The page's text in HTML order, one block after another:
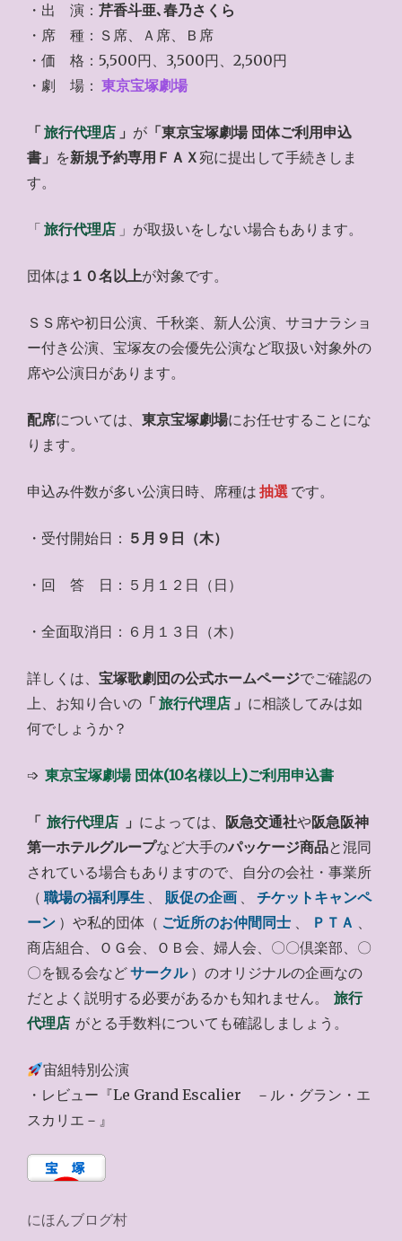
・出 演： 芹香斗亜､春乃さくら
・席 種：Ｓ席、Ａ席、Ｂ席
・価 格：5,500円、3,500円、2,500円
・劇 場： 東京宝塚劇場
「 旅行代理店 」 が 「東京宝塚劇場 団体ご利用申込
書」 を新規予約専用ＦＡＸ宛に提出して手続きしま
す。
「 旅行代理店 」が取扱いをしない場合もあります。
団体は １０名以上が対象です。
ＳＳ席や初日公演、千秋楽、新人公演、サヨナラショ
ー付き公演、宝塚友の会優先公演など取扱い対象外の
席や公演日があります。
配席については、 東京宝塚劇場にお任せすることにな
ります。
申込み件数が多い公演日時、席種は 抽選 です。
・受付開始日： ５月９日（木）
・回 答 日：５月１２日（日）
・全面取消日：６月１３日（木）
詳しくは、 宝塚歌劇団の公式ホームページでご確認の
上、お知り合いの 「 旅行代理店 」 に相談してみは如
何でしょうか？
➩ 東京宝塚劇場 団体(10名様以上)ご利用申込書
「 旅行代理店 」 によっては、 阪急交通社や阪急阪神
第一ホテルグループなど大手のパッケージ商品と混同
されている場合もありますので、自分の会社・事業所
（ 職場の福利厚生 、 販促の企画 、
チケットキャンペ
ーン ）や私的団体（ ご近所のお仲間同士 、 ＰＴＡ 、
商店組合、ＯＧ会、ＯＢ会、婦人会、〇〇倶楽部、〇
〇を観る会などサークル ）のオリジナルの企画なの
だとよく説明する必要があるかも知れません。
旅行
代理店 がとる手数料についても確認しましょう。
宙組特別公演
・レビュー『Le Grand Escalier －ル・グラン・エ
スカリエ－』
にほんブログ村